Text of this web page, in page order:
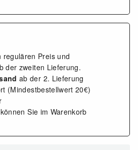
regulären Preis und
der zweiten Lieferung.
ab der 2. Lieferung
(Mindestbestellwert 20€)
Sie im Warenkorb